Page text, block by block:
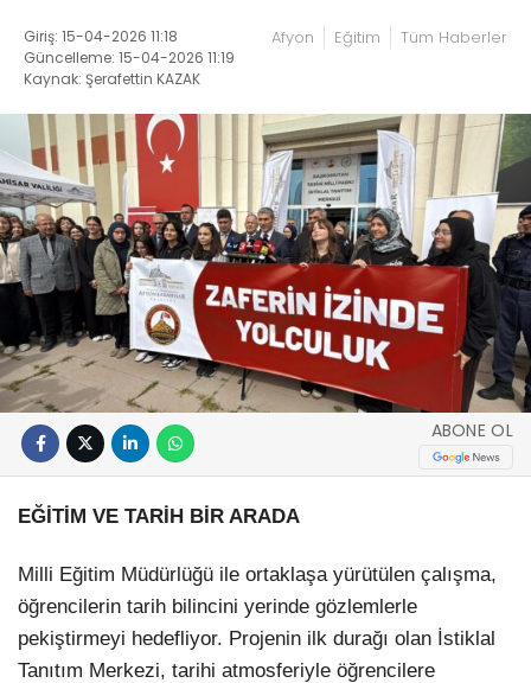
Giriş: 15-04-2026 11:18
Güncelleme: 15-04-2026 11:19
Kaynak: Şerafettin KAZAK
Afyon Eğitim Tüm Haberler
ABONE OL
EĞİTİM VE TARİH BİR ARADA
Milli Eğitim Müdürlüğü ile ortaklaşa yürütülen çalışma,
öğrencilerin tarih bilincini yerinde gözlemlerle
pekiştirmeyi hedefliyor. Projenin ilk durağı olan İstiklal
Tanıtım Merkezi, tarihi atmosferiyle öğrencilere